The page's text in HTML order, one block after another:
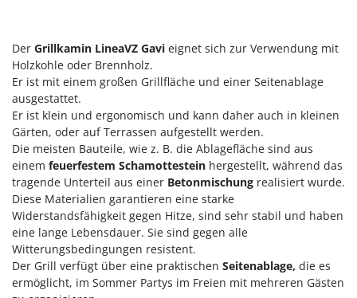
Knochensägen
Kompressoren - elektrisch
Kompressoren für Ernte und Baumschnitt
Kreiseleggen
Küchenreiben - elektrisch
Kükenaufzuchtboxen
L
Laderampe aus Aluminium
Laubsauger - Laubbläser
Laubsauger auf Rädern
Luftentfeuchter
EcoFlow
Edilmark
Effeuno
Einhell
Elegen
Energy Gruppi
Enotecnica Pillan
Eschenfelder
EuroMech
Eurosystems
Der Grillkamin LineaVZ Gavi eignet sich zur Verwendung mit
Holzkohle oder Brennholz.
Er ist mit einem großen Grillfläche und einer Seitenablage
ausgestattet.
Er ist klein und ergonomisch und kann daher auch in kleinen
Gärten, oder auf Terrassen aufgestellt werden.
Die meisten Bauteile, wie z. B. die Ablagefläche sind aus
einem feuerfestem Schamottestein hergestellt, während das
tragende Unterteil aus einer Betonmischung realisiert wurde.
Diese Materialien garantieren eine starke
Widerstandsfähigkeit gegen Hitze, sind sehr stabil und haben
eine lange Lebensdauer. Sie sind gegen alle
Witterungsbedingungen resistent.
Der Grill verfügt über eine praktischen Seitenablage, die es
ermöglicht, im Sommer Partys im Freien mit mehreren Gästen